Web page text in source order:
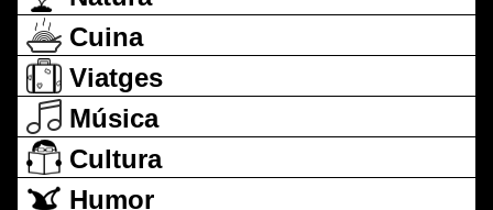
Cuina
Viatges
Música
Cultura
Humor